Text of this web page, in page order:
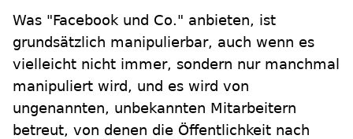
Was "Facebook und Co." anbieten, ist
grundsätzlich manipulierbar, auch wenn es
vielleicht nicht immer, sondern nur manchmal
manipuliert wird, und es wird von
ungenannten, unbekannten Mitarbeitern
betreut, von denen die Öffentlichkeit nach